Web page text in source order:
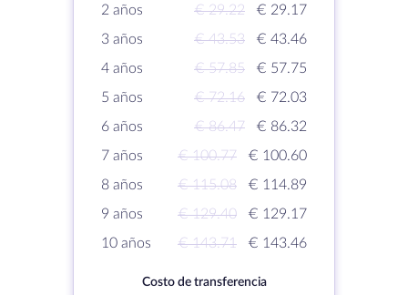
2 años
€ 29.22
€ 29.17
3 años
€ 43.53
€ 43.46
4 años
€ 57.85
€ 57.75
5 años
€ 72.16
€ 72.03
6 años
€ 86.47
€ 86.32
7 años
€ 100.77
€ 100.60
8 años
€ 115.08
€ 114.89
9 años
€ 129.40
€ 129.17
10 años
€ 143.71 € 143.46
Costo de transferencia